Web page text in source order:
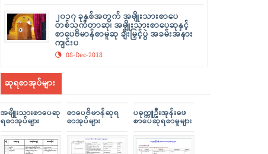
၂၀၁၇ ခုနှစ်အတွက် အမျိုးသားစာပေ
တစ်သက်တာဆု၊ အမျိုးသားစာပေဆုနှင့်
စာပေဗိမာန်စာမူဆု ချီးမြှင့်ပွဲ အခမ်းအနား
ကျင်းပ
08-Dec-2018
ဆုရစာအုပ်များ
အမျိူးသားစာပေဆု
ရစာအုပ်များ
စာပေဗိမာန်ဆုရ
စာအုပ်များ
ပခုက္ကူဦးအုန်းဖေ
စာပေဆုရစာမူများ